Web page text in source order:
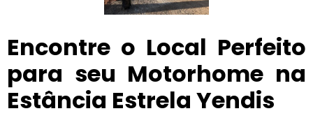
Encontre o Local Perfeito
para seu Motorhome na
Estância Estrela Yendis